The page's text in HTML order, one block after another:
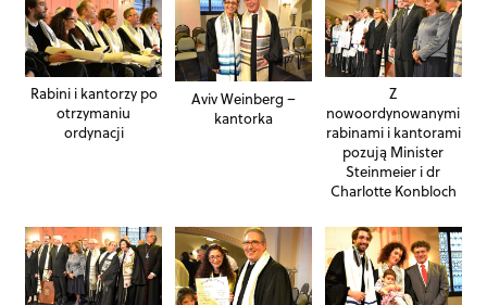
Rabini i kantorzy po
otrzymaniu
ordynacji
Aviv Weinberg –
kantorka
Z
nowoordynowanymi
rabinami i kantorami
pozują Minister
Steinmeier i dr
Charlotte Konbloch